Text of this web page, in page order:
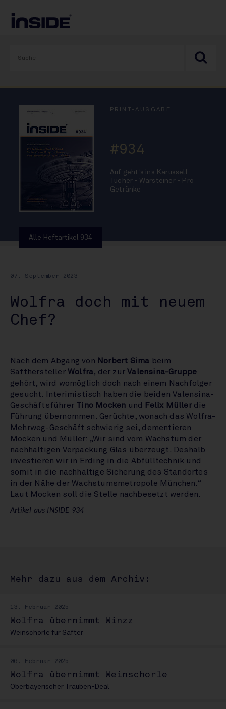
PRINT-AUSGABE
#934
Auf geht´s ins Karussell:
Tucher - Warsteiner - Pro
Getränke
Alle Heftartikel 934
07. September 2023
Wolfra doch mit neuem
Chef?
Nach dem Abgang von Norbert Sima beim
Safthersteller Wolfra, der zurValensina-Gruppe
gehört, wird womöglich doch nach einem Nachfolger
gesucht. Interimistisch haben die beiden Valensina-
Geschäftsführer Tino Mocken und Felix Müllerdie
Führung übernommen. Gerüchte, wonach das Wolfra-
Mehrweg-Geschäft schwierig sei, dementieren
Mocken und Müller: „Wir sind vom Wachstum der
nachhaltigen Verpackung Glas überzeugt. Deshalb
investieren wir in Erding in die Abfülltechnik und
somit in die nachhaltige Sicherung des Standortes
in der Nähe der Wachstumsmetropole München.“
Laut Mocken soll die Stelle nachbesetzt werden.
Artikel aus INSIDE 934
Mehr dazu aus dem Archiv:
13. Februar 2025
Wolfra übernimmt Winzz
Weinschorle für Safter
06. Februar 2025
Wolfra übernimmt Weinschorle
Oberbayerischer Trauben-Deal